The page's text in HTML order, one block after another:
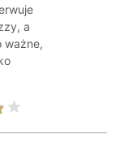
a
ważne,